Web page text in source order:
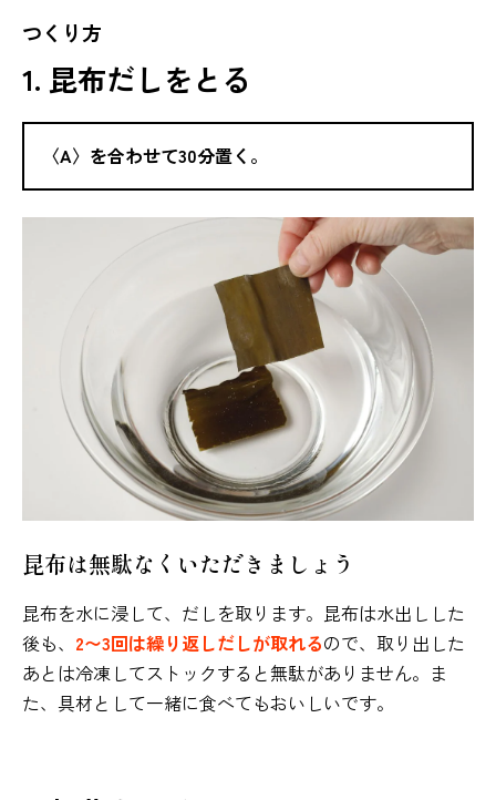
つくり方
1. 昆布だしをとる
〈A〉を合わせて30分置く。
昆布は無駄なくいただきましょう
昆布を水に浸して、だしを取ります。昆布は水出しした
後も、 2〜3回は繰り返しだしが取れるので、取り出した
あとは冷凍してストックすると無駄がありません。ま
た、具材として一緒に食べてもおいしいです。